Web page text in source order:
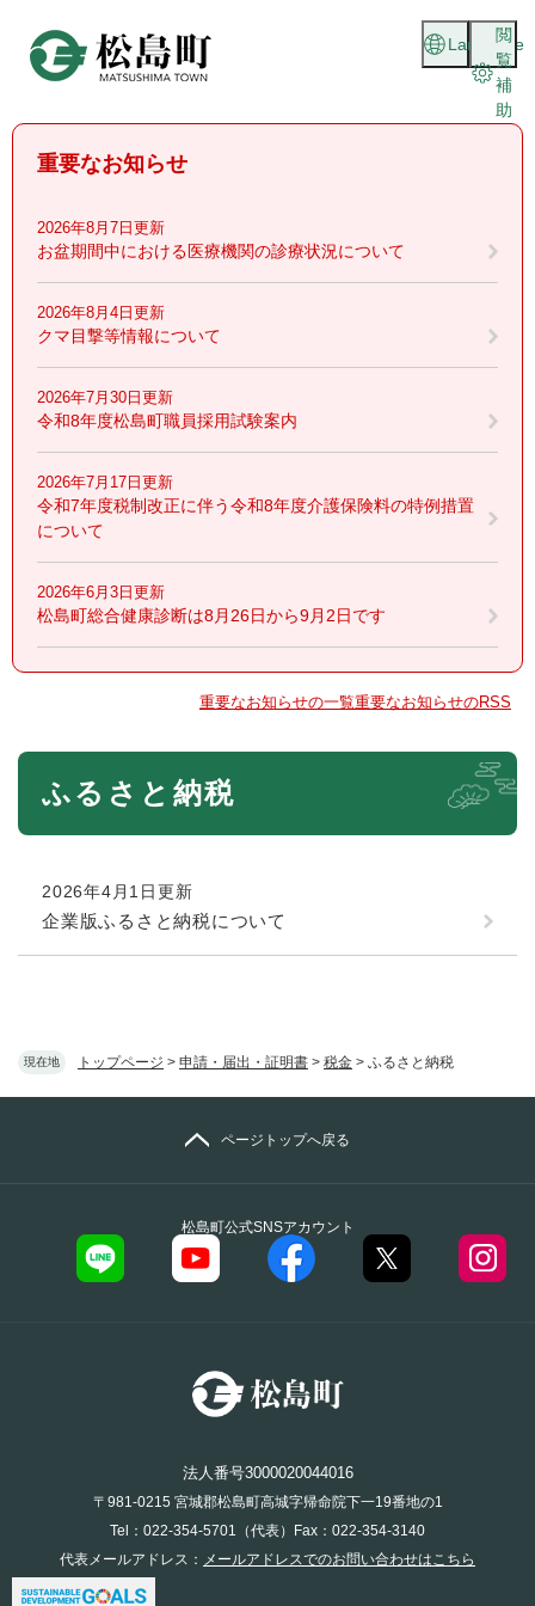
頭
閲
覧
補
助
Language
現在地 トップページ > 申請・届出・証明書 > 税金 > ふるさと納税
重要なお知らせ
2026年8月7日更新
お盆期間中における医療機関の診療状況について
2026年8月4日更新
クマ目撃等情報について
2026年7月30日更新
令和8年度松島町職員採用試験案内
2026年7月17日更新
令和7年度税制改正に伴う令和8年度介護保険料の特例措置
について
2026年6月3日更新
松島町総合健康診断は8月26日から9月2日です
重要なお知らせの一覧重要なお知らせのRSS
本
ふるさと納税
2026年4月1日更新
企業版ふるさと納税について
松島町公式SNSアカウント
ページトップへ戻る
法人番号3000020044016
〒981-0215 宮城郡松島町高城字帰命院下一19番地の1
Tel：022-354-5701（代表）Fax：022-354-3140
代表メールアドレス： メールアドレスでのお問い合わせはこちら